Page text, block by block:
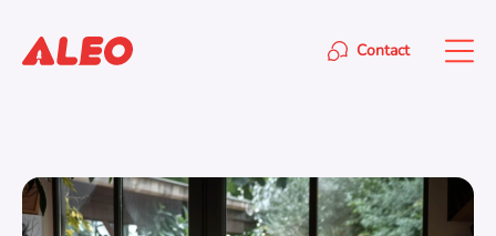
Contact